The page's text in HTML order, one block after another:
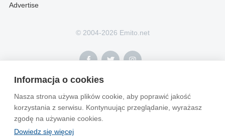
Informacja o cookies
Nasza strona używa plików cookie, aby poprawić jakość
korzystania z serwisu. Kontynuując przeglądanie, wyrażasz
zgodę na używanie cookies.
Dowiedz się więcej
Advertise
© 2004-2026 Emito.net